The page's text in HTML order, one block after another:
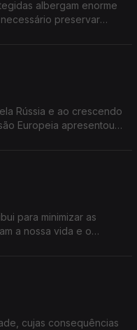
albergam enorme
preservar
Rússia e ao crescendo
Europeia apresentou
para minimizar as
a nossa vida e o
cujas consequências